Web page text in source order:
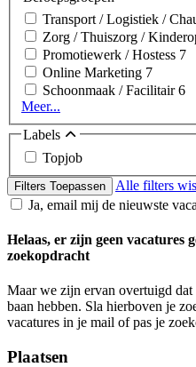
Transport / Logistiek /
Zorg / Thuiszorg /
Promotiewerk / Hostess 7
Online Marketing 7
Schoonmaak / Facilitair6
Meer...
Labels
Topjob
Filters Toepassen
Alle filters
Ja, email mij de nieuwste
Helaas, er zijn geen vacatures
zoekopdracht
Maar we zijn ervan overtuigd
baan hebben. Sla hierboven je
vacatures in je mail of pas je
Plaatsen